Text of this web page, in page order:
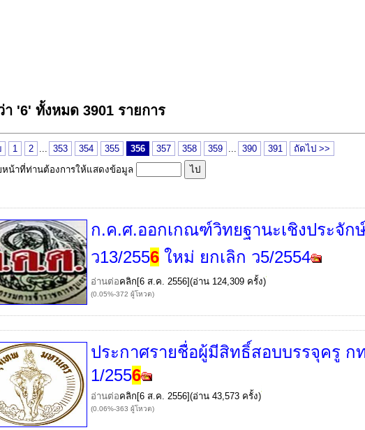
'6' ทั้งหมด 3901 รายการ
1 2 353 354 355 356 357 358 359 390 391
ถัดไป >>
หน้าที่ท่านต้องการให้แสดงข้อมูล
ก.ค.ศ.ออกเกณฑ์วิทยฐานะเชิงประจักษ์
ว13/2556 ใหม่ ยกเลิก ว5/2554
อ่านต่อคลิก[6 ส.ค. 2556](อ่าน 124,309 ครั้ง)
(0.05%-372 ผู้โหวต)
ประกาศรายชื่อผู้มีสิทธิ์สอบบรรจุครู ก
1/2556
อ่านต่อคลิก[6 ส.ค. 2556](อ่าน 43,573 ครั้ง)
(0.06%-363 ผู้โหวต)